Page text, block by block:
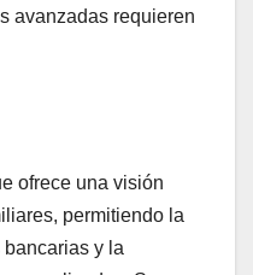
avanzadas requieren
ofrece una visión
permitiendo la
y la